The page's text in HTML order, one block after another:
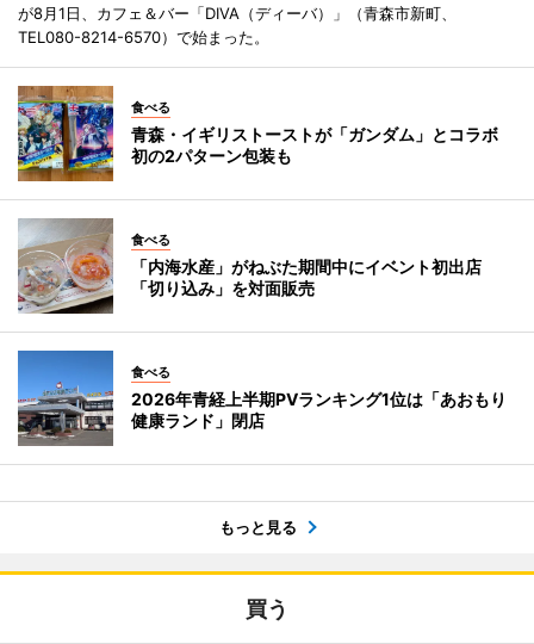
が8月1日、カフェ＆バー「DIVA（ディーバ）」（青森市新町、
TEL080-8214-6570）で始まった。
食べる
青森・イギリストーストが「ガンダム」とコラボ
初の2パターン包装も
食べる
「内海水産」がねぶた期間中にイベント初出店
「切り込み」を対面販売
食べる
2026年青経上半期PVランキング1位は「あおもり
健康ランド」閉店
もっと見る
買う